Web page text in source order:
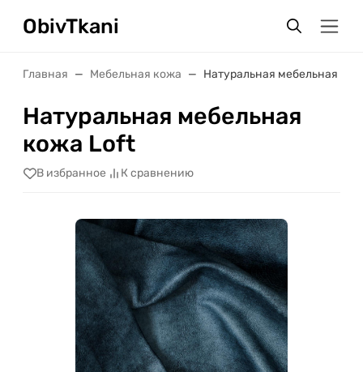
ObivTkani
Главная Мебельная кожа Натуральная мебельная
Натуральная мебельная
кожа Loft
В избранное К сравнению